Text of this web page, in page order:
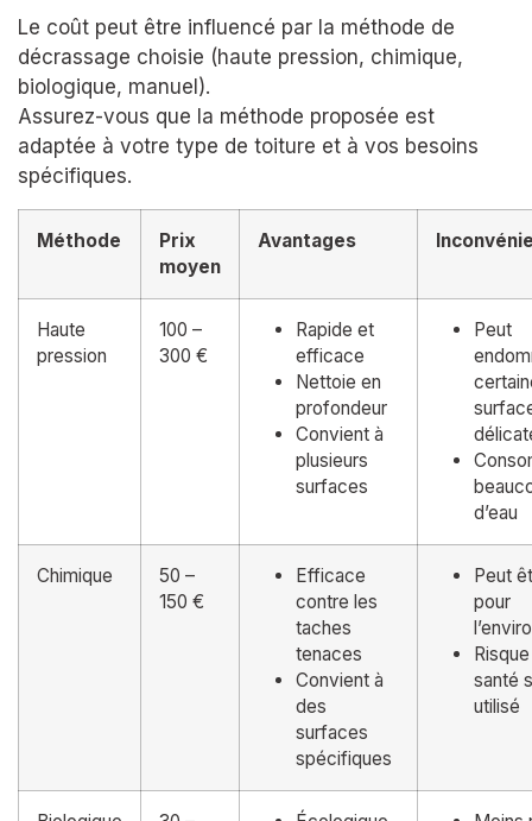
Le coût peut être influencé par la méthode de
décrassage choisie (haute pression, chimique,
biologique, manuel).
Assurez-vous que la méthode proposée est
adaptée à votre type de toiture et à vos besoins
spécifiques.
Méthode
Prix
moyen
Avantages
Haute
pression
100 –
300 €
Rapide et
efficace
Nettoie en
profondeur
Convient à
plusieurs
surfaces
Peut
d’eau
Chimique
50 –
150 €
Efficace
contre les
taches
tenaces
Convient à
des
surfaces
spécifiques
Peut
pour
santé
utilisé